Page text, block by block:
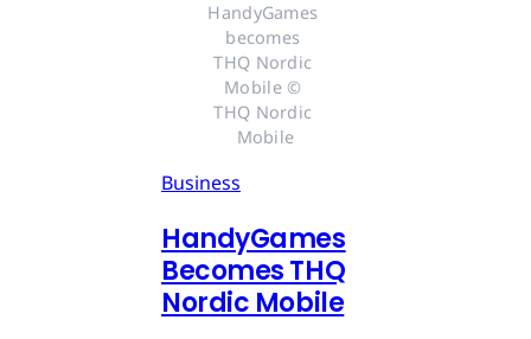
HandyGames
becomes
THQ Nordic
Mobile ©
THQ Nordic
Mobile
Business
HandyGames
Becomes THQ
Nordic Mobile